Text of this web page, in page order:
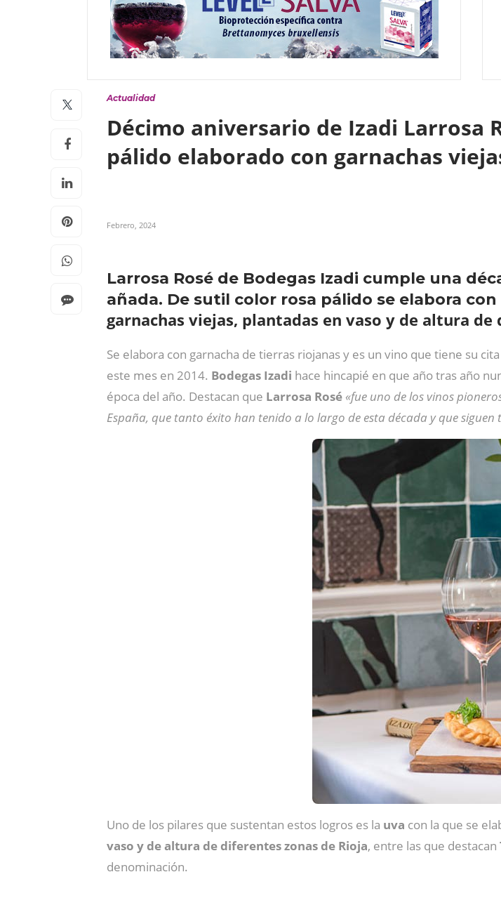
Actualidad
Décimo aniversario de Izadi Larrosa
pálido elaborado con garnachas
Febrero, 2024
Larrosa Rosé de Bodegas Izadi cumple una
añada. De sutil color rosa pálido se elabora
garnachas viejas, plantadas en vaso y de altura de
Se elabora con garnacha de tierras riojanas y es un vino que tiene su
este mes en 2014. Bodegas Izadi hace hincapié en que año tras año
época del año. Destacan que Larrosa Rosé «fue uno de los vinos
España, que tanto éxito han tenido a lo largo de esta década y que siguen
Uno de los pilares que sustentan estos logros es la uva con la que se
vaso y de altura de diferentes zonas de Rioja, entre las que destacan
denominación.